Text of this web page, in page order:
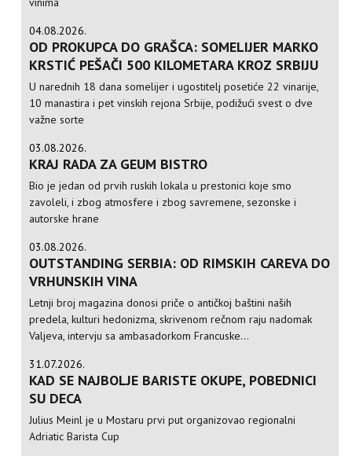
04.08.2026.
OD PROKUPCA DO GRAŠCA: SOMELIJER MARKO
KRSTIĆ PEŠAČI 500 KILOMETARA KROZ SRBIJU
U narednih 18 dana somelijer i ugostitelj posetiće 22 vinarije,
10 manastira i pet vinskih rejona Srbije, podižući svest o dve
važne sorte
03.08.2026.
KRAJ RADA ZA GEUM BISTRO
Bio je jedan od prvih ruskih lokala u prestonici koje smo
zavoleli, i zbog atmosfere i zbog savremene, sezonske i
autorske hrane
03.08.2026.
OUTSTANDING SERBIA: OD RIMSKIH CAREVA DO
VRHUNSKIH VINA
Letnji broj magazina donosi priče o antičkoj baštini naših
predela, kulturi hedonizma, skrivenom rečnom raju nadomak
Valjeva, intervju sa ambasadorkom Francuske...
31.07.2026.
KAD SE NAJBOLJE BARISTE OKUPE, POBEDNICI
SU DECA
Julius Meinl je u Mostaru prvi put organizovao regionalni
Adriatic Barista Cup